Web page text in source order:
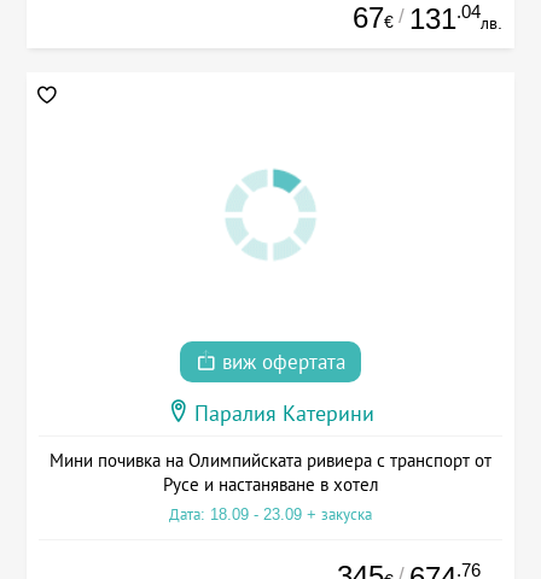
67€ / 131.04
лв.
виж офертата
Паралия Катерини
Мини почивка на Олимпийската ривиера с транспорт от
Русе и настаняване в хотел
Дата: 18.09 - 23.09 + закуска
.76